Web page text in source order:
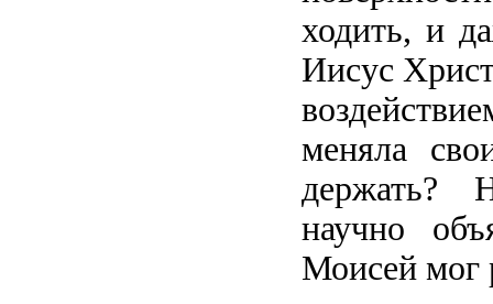
ходить, и
Иисус
меняла
держать?
научно
Моисей мог